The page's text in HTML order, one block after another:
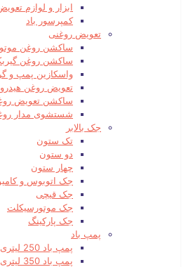
ابزار و لوازم
کمپرسور باد
تعویض روغنی
ساکشن روغن
ساکشن روغن
واسکازین پمپ و
تعویض روغن
ساکشن تعویض
شستشوی مدار
جک بالابر
تک ستون
دو ستون
چهار ستون
جک اتوبوس و
جک قیچی
جک موتورسیکلت
جک پارکینگ
پمپ باد
پمپ باد 250 لیتری
پمپ باد 350 لیتری